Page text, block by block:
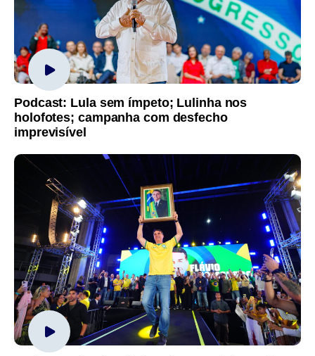
Podcast: Lula sem ímpeto; Lulinha nos
holofotes; campanha com desfecho
imprevisível